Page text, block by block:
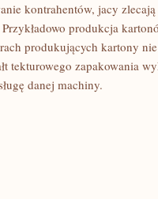
kontrahentów, jacy
produkcja
produkujących kartony
tekturowego zapakowania
danej machiny.